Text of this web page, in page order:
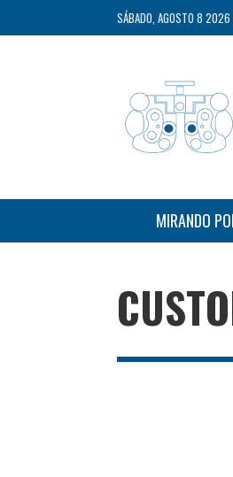
SÁBADO, AGOSTO 8 2026
MIRANDO